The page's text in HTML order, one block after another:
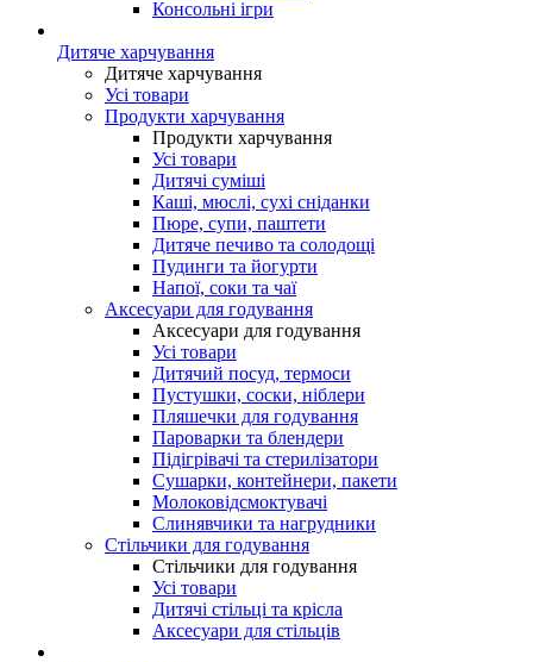
Консольні ігри
Дитяче харчування
Дитяче харчування
Усі товари
Продукти харчування
Продукти харчування
Усі товари
Дитячі суміші
Каші, мюслі, сухі сніданки
Пюре, супи, паштети
Дитяче печиво та солодощі
Пудинги та йогурти
Напої, соки та чаї
Аксесуари для годування
Аксесуари для годування
Усі товари
Дитячий посуд, термоси
Пустушки, соски, ніблери
Пляшечки для годування
Пароварки та блендери
Підігрівачі та стерилізатори
Сушарки, контейнери, пакети
Молоковідсмоктувачі
Слинявчики та нагрудники
Стільчики для годування
Стільчики для годування
Усі товари
Дитячі стільці та крісла
Аксесуари для стільців